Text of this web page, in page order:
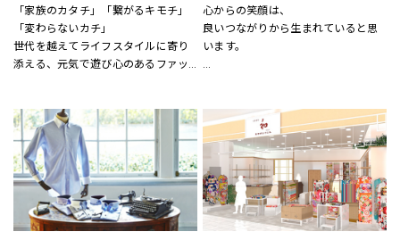
「家族のカタチ」「繋がるキモチ」
「変わらないカチ」
世代を越えてライフスタイルに寄り
添える、元気で遊び心のあるファッ
れている「アーノルド パーマー」で
す。
※イーアスつくば店ではキッズの取
扱いはございません。
心からの笑顔は、
良いつながりから生まれていると思
います。
あなたの大切な人と、もっと笑顔に
なれる服を。
心地よさや好感を大切にした
“Good Feeling Wear”で
そんなつながりを、笑顔を、つくり
続けます。